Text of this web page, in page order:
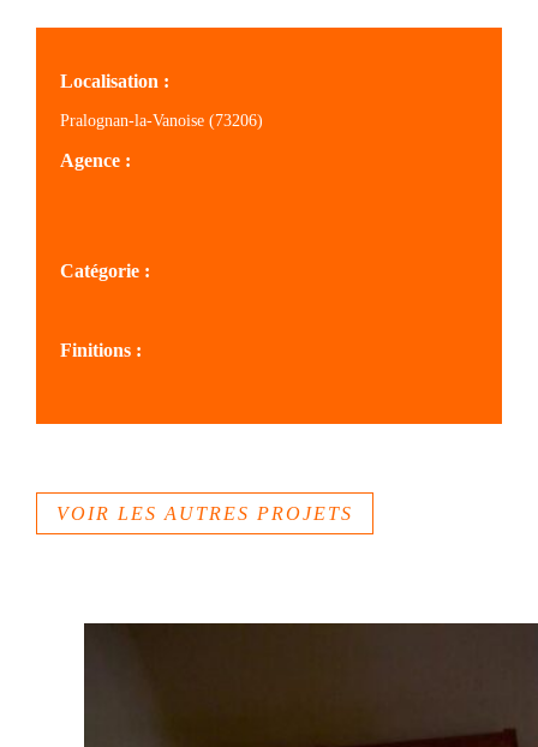
Localisation :
Pralognan-la-Vanoise (73206)
Agence :
Catégorie :
Finitions :
VOIR LES AUTRES PROJETS